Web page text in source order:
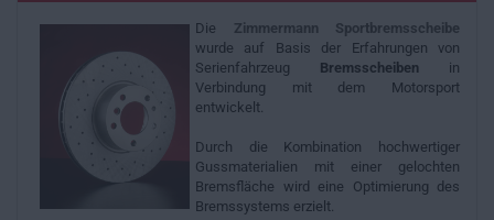
Die Zimmermann Sportbremsscheibe
wurde auf Basis der Erfahrungen von
Serienfahrzeug Bremsscheiben in
Verbindung mit dem Motorsport
entwickelt.
Durch die Kombination hochwertiger
Gussmaterialien mit einer gelochten
Bremsfläche wird eine Optimierung des
Bremssystems erzielt.